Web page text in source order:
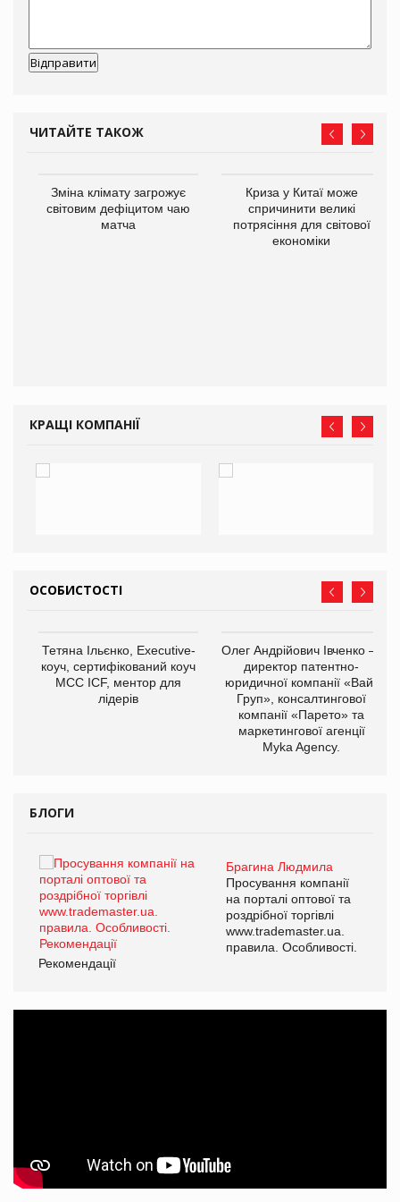
ЧИТАЙТЕ ТАКОЖ
Зміна клімату загрожує
світовим дефіцитом чаю
матча
Криза у Китаї може
спричинити великі
потрясіння для світової
економіки
КРАЩІ КОМПАНІЇ
ОСОБИСТОСТІ
Тетяна Ільєнко, Executive-
коуч, сертифікований коуч
МСС ICF, ментор для
лідерів
Олег Андрійович Івченко —
директор патентно-
юридичної компанії «Вайз
Груп», консалтингової
компанії «Парето» та
маркетингової агенції
Myka Agency.
БЛОГИ
Брагина Людмила
Просування компанії
на порталі оптової та
роздрібної торгівлі
www.trademaster.ua.
правила. Особливості.
Рекомендації